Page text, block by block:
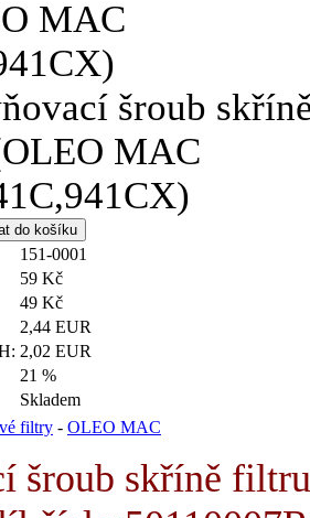
151-0001
59 Kč
49 Kč
2,44 EUR
2,02 EUR
21 %
Skladem
filtry - OLEO MAC
šroub skříně